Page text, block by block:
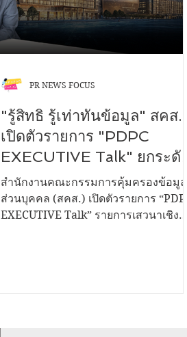
"รู้สิทธิ รู้เท่าทันข้อมูล" สคส.
เปิดตัวรายการ "PDPC
EXECUTIVE Talk" ยกระดับ
การสื่อสาร คุ้มครองคนไทย
จากภัยไซเบอร์
สำนักงานคณะกรรมการคุ้มครองข้อมูล
ส่วนบุคคล (สคส.) เปิดตัวรายการ “PDPC
EXECUTIVE Talk” รายการเสวนาเชิง
PR NEWS FOCUS